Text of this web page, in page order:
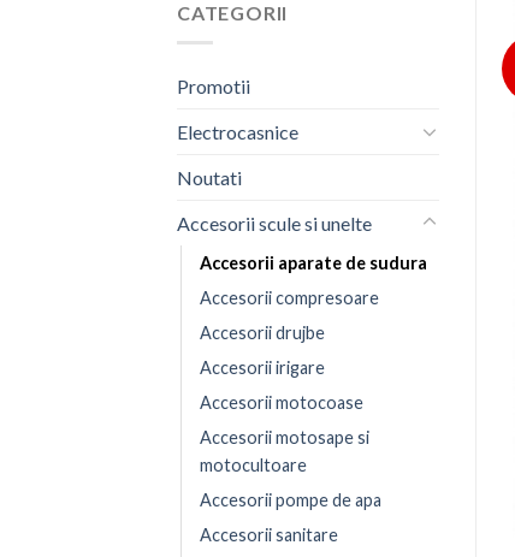
CATEGORII
Promotii
Electrocasnice
Noutati
Accesorii scule si unelte
Accesorii aparate de sudura
Accesorii compresoare
Accesorii drujbe
Accesorii irigare
Accesorii motocoase
Accesorii motosape si
motocultoare
Accesorii pompe de apa
Accesorii sanitare